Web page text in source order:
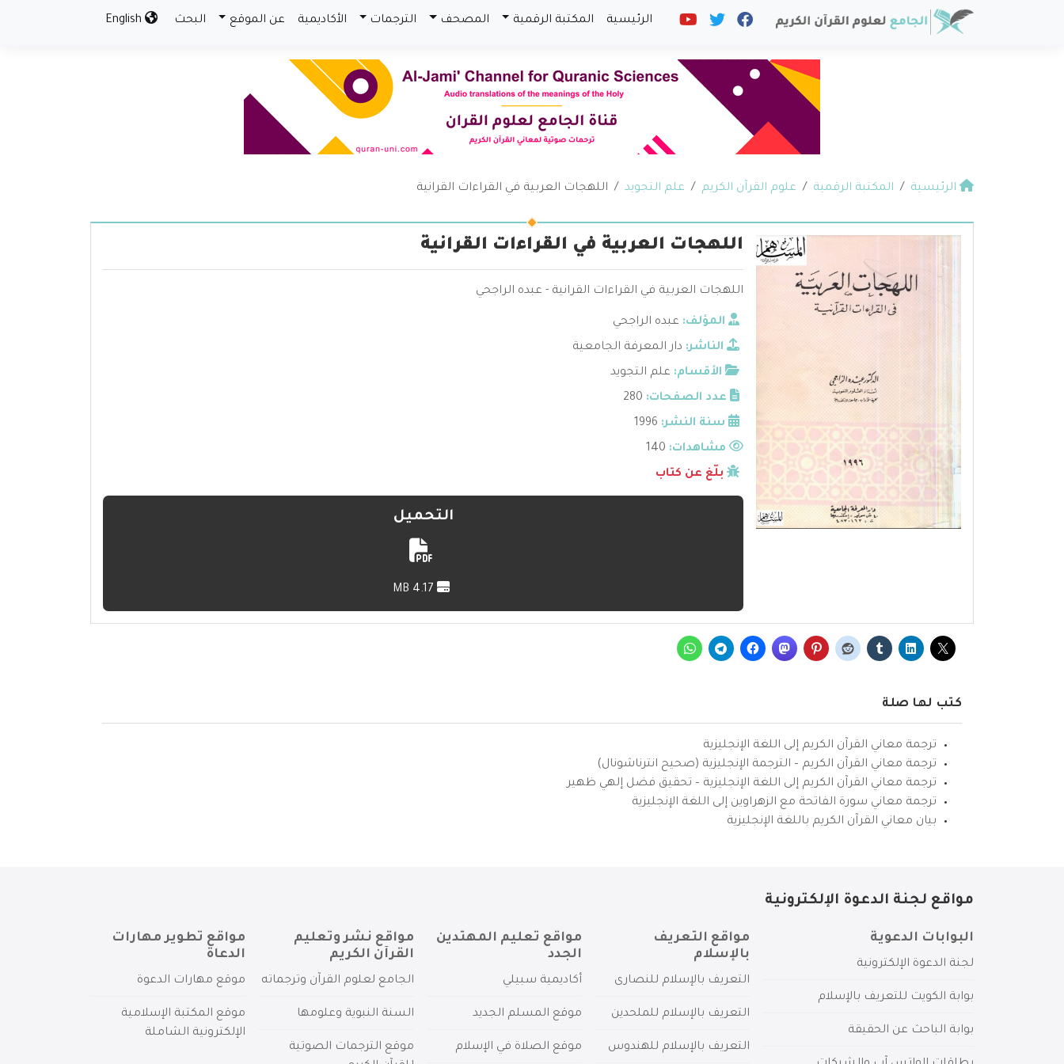
الرئيسية المكتبة الرقمية المصحف الترجمات الأكاديمية عن الموقع البحث
الرئيسية المكتبة الرقمية علوم القرآن الكريم علم التجويد اللهجات العربية في القراءات القرانية
اللهجات العربية في القراءات القرانية
اللهجات العربية في القراءات القرانية - عبده الراجحي
المؤلف: عبده الراجحي
الناشر: دار المعرفة الجامعية
الأقسام: علم التجويد
عدد الصفحات: 280
سنة النشر: 1996
مشاهدات:
بلّغ عن كتاب
التحميل
كتب لها صلة
ترجمة معاني القرآن الكريم إلى اللغة الإنجليزية
ترجمة معاني القرآن الكريم – الترجمة الإنجليزية (صحيح انترناشونال)
ترجمة معاني القرآن الكريم إلى اللغة الإنجليزية – تحقيق فضل إلهي ظهير
ترجمة معاني سورة الفاتحة مع الزهراوين إلى اللغة الإنجليزية
بيان معاني القرآن الكريم باللغة الإنجليزية
مواقع لجنة الدعوة الإلكترونية
البوابات الدعوية
لجنة الدعوة الإلكترونية
بوابة الكويت للتعريف بالإسلام
بوابة الباحث عن الحقيقة
مواقع التعريف
بالإسلام
التعريف بالإسلام للنصارى
التعريف بالإسلام للملحدين
التعريف بالإسلام للهندوس
مواقع تعليم المهتدين
الجدد
أكاديمية سبيلي
موقع المسلم الجديد
موقع الصلاة في الإسلام
مواقع نشر وتعليم
القرآن الكريم
الجامع لعلوم القرآن وترجماته
السنة النبوية وعلومها
موقع الترجمات الصوتية
مواقع تطوير مهارات
الدعاة
موقع مهارات الدعوة
موقع المكتبة الإسلامية
الإلكترونية الشاملة